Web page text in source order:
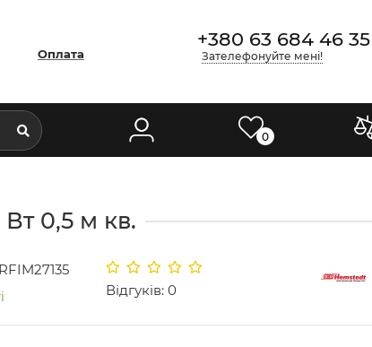
Оплата
+380 63 684 46 35
Зателефонуйте мені!
0
0,5 м кв.
Відгуків: 0